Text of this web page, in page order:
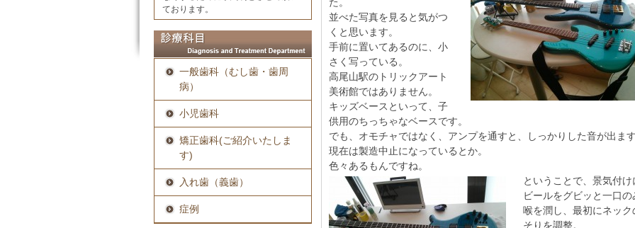
ております。
一般歯科（むし歯・歯周
病）
小児歯科
矯正歯科(ご紹介いたしま
す)
入れ歯（義歯）
症例
並べた写真を見ると気がつ
くと思います。
手前に置いてあるのに、小
さく写っている。
高尾山駅のトリックアート
美術館ではありません。
キッズベースといって、子
供用のちっちゃなベースです。
でも、オモチャではなく、アンプを通すと、しっかりした音が出ます
現在は製造中止になっているとか。
色々あるもんですね。
ということで、景気付け
ビールをグビッと一口の
喉を潤し、最初にネック
そりを調整。